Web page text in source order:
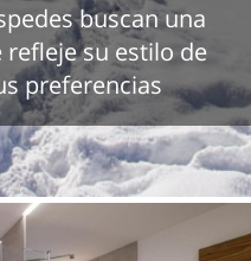
buscan una
refleje su estilo de
preferencias